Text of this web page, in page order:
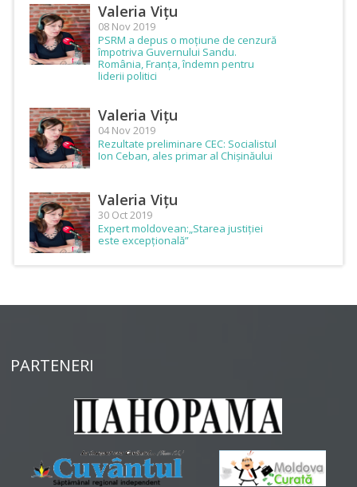
Valeria Vițu
08 Nov 2019
PSRM a depus o moțiune de cenzură
împotriva Guvernului Sandu.
România, Franța, îndemn pentru
liderii politici
Valeria Vițu
04 Nov 2019
Rezultate preliminare CEC: Socialistul
Ion Ceban, ales primar al Chișinăului
Valeria Vițu
30 Oct 2019
Expert moldovean:„Starea justiției
este excepțională”
PARTENERI